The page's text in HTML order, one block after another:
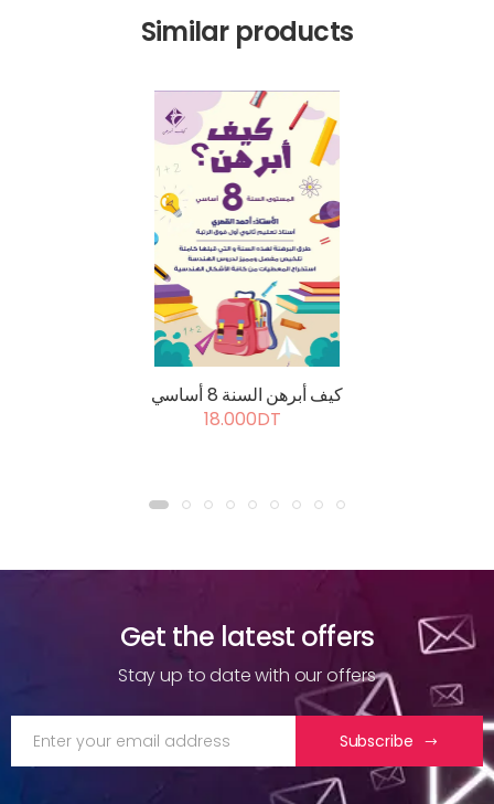
Similar products
كيف أبرهن السنة 8 أساسي
18.000DT
Get the latest offers
Stay up to date with our offers
Subscribe